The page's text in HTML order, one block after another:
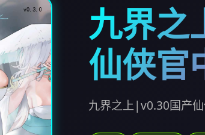
九界
仙侠官
九界之上|v0.30国产